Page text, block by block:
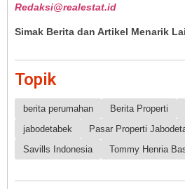
Redaksi@realestat.id
Simak Berita dan Artikel Menarik
Topik
berita perumahan Berita Properti
jabodetabek
Pasar Properti
Savills Indonesia
Tommy Henria